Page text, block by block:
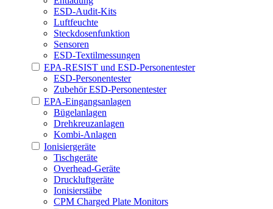
ESD-Audit-Kits
Luftfeuchte
Steckdosenfunktion
Sensoren
ESD-Textilmessungen
EPA-RESIST und ESD-Personentester
ESD-Personentester
Zubehör ESD-Personentester
EPA-Eingangsanlagen
Bügelanlagen
Drehkreuzanlagen
Kombi-Anlagen
Ionisiergeräte
Tischgeräte
Overhead-Geräte
Druckluftgeräte
Ionisierstäbe
CPM Charged Plate Monitors